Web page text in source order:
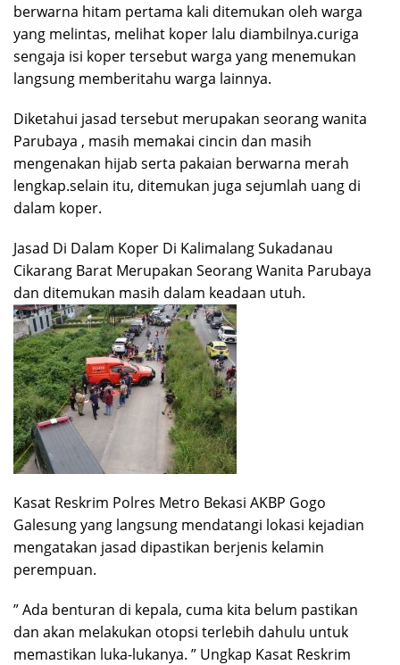
berwarna hitam pertama kali ditemukan oleh warga
yang melintas, melihat koper lalu diambilnya.curiga
sengaja isi koper tersebut warga yang menemukan
langsung memberitahu warga lainnya.
Diketahui jasad tersebut merupakan seorang wanita
Parubaya , masih memakai cincin dan masih
mengenakan hijab serta pakaian berwarna merah
lengkap.selain itu, ditemukan juga sejumlah uang di
dalam koper.
Jasad Di Dalam Koper Di Kalimalang Sukadanau
Cikarang Barat Merupakan Seorang Wanita Parubaya
dan ditemukan masih dalam keadaan utuh.
Kasat Reskrim Polres Metro Bekasi AKBP Gogo
Galesung yang langsung mendatangi lokasi kejadian
mengatakan jasad dipastikan berjenis kelamin
perempuan.
” Ada benturan di kepala, cuma kita belum pastikan
dan akan melakukan otopsi terlebih dahulu untuk
memastikan luka-lukanya. ” Ungkap Kasat Reskrim